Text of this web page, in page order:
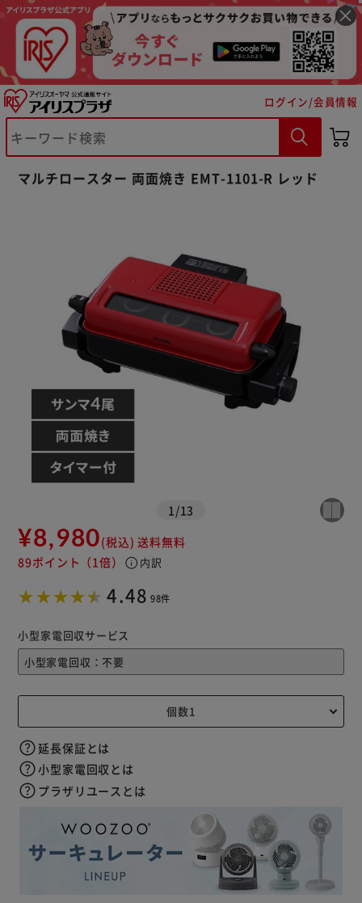
ログイン/会員情報
マルチロースター 両面焼き EMT-1101-R レッド
1 /13
¥8,980(税込) 送料無料
89ポイント （1倍） info 内訳
4.48 98件
小型家電回収サービス
延長保証とは
小型家電回収とは
プラザリユースとは
※ご確認ください
カートに入れる 購入手続きへ